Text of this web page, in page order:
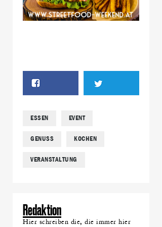
ESSEN EVENT
GENUSS KOCHEN
VERANSTALTUNG
Redaktion
Hier schreiben die, die immer hier